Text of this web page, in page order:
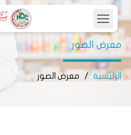
معرض الصور
الرئيسية / معرض الصور